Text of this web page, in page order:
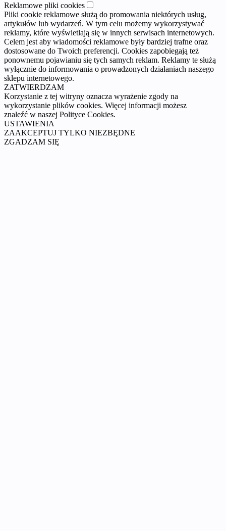
Reklamowe pliki cookies
Pliki cookie reklamowe służą do promowania niektórych usług,
artykułów lub wydarzeń. W tym celu możemy wykorzystywać
reklamy, które wyświetlają się w innych serwisach internetowych.
Celem jest aby wiadomości reklamowe były bardziej trafne oraz
dostosowane do Twoich preferencji. Cookies zapobiegają też
ponownemu pojawianiu się tych samych reklam. Reklamy te służą
wyłącznie do informowania o prowadzonych działaniach naszego
sklepu internetowego.
ZATWIERDZAM
Korzystanie z tej witryny oznacza wyrażenie zgody na
wykorzystanie plików cookies. Więcej informacji możesz
znaleźć w naszej Polityce Cookies.
USTAWIENIA
ZAAKCEPTUJ TYLKO NIEZBĘDNE
ZGADZAM SIĘ